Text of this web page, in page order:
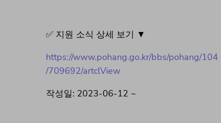
✅ 지원 소식 상세 보기 ▼
https://www.pohang.go.kr/bbs/pohang/104
/709692/artclView
작성일: 2023-06-12 ~